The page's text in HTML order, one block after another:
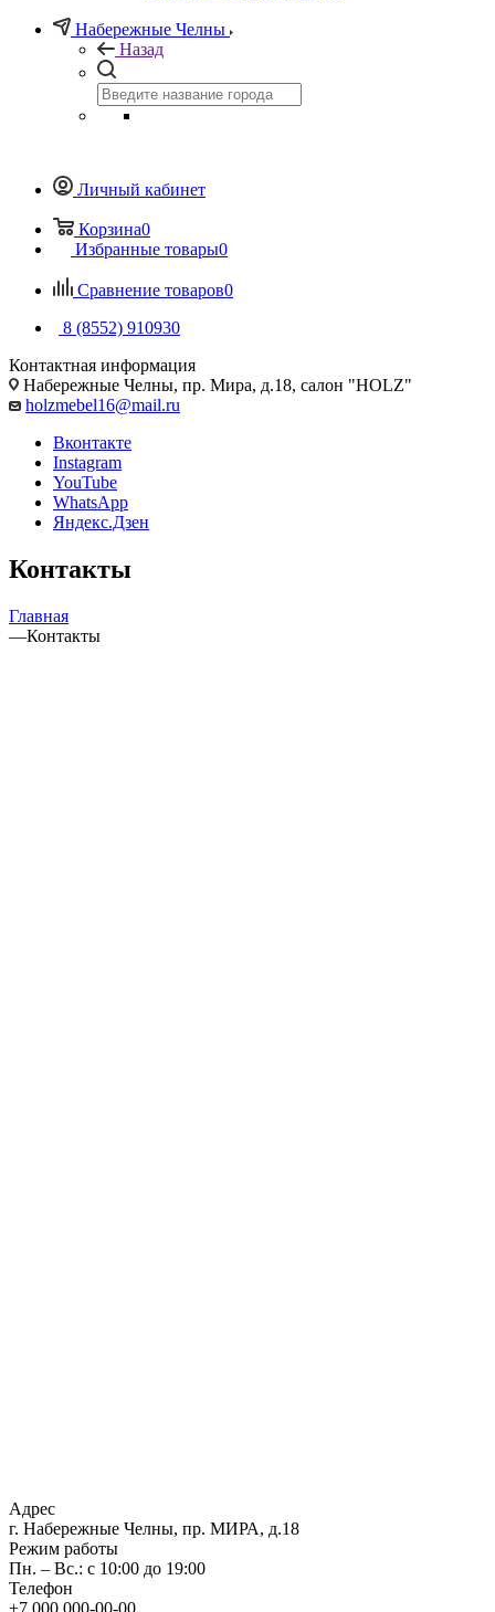
Набережные Челны
Назад
Личный кабинет
Корзина0
Избранные товары0
Сравнение товаров0
8 (8552) 910930
Контактная информация
Набережные Челны, пр. Мира, д.18, салон "HOLZ"
holzmebel16@mail.ru
Вконтакте
Instagram
YouTube
WhatsApp
Яндекс.Дзен
Контакты
Главная
—Контакты
Адрес
г. Набережные Челны, пр. МИРА, д.18
Режим работы
Пн. – Вс.: с 10:00 до 19:00
Телефон
+7 000 000-00-00